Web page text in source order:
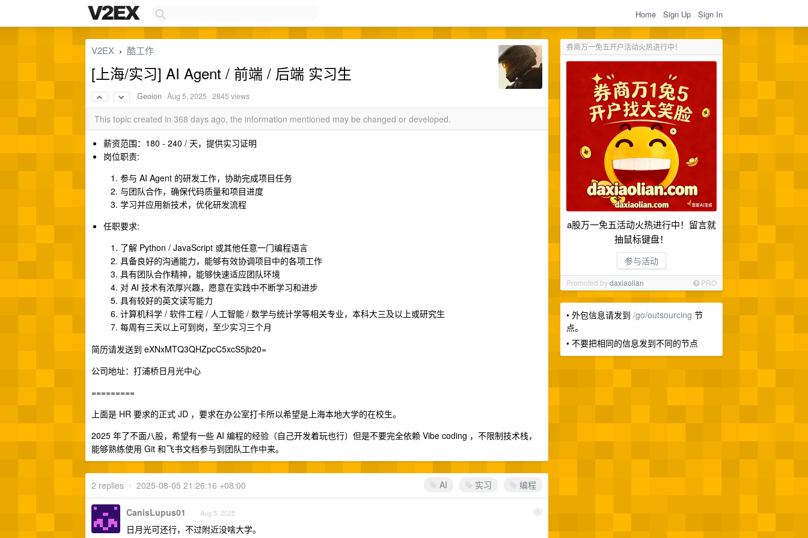
Home Sign Up Sign In
券商万一免五开户活动火热进行中！
a股万一免五活动火热进行中！留言就
抽鼠标键盘！
参与活动
Promoted bydaxiaolian PRO
• 外包信息请发到 /go/outsourcing 节
点。
• 不要把相同的信息发到不同的节点
V2EX › 酷工作
[上海/实习] AI Agent / 前端 / 后端 实习生
Geoion ·Aug 5, 2025 · 2845 views
This topic created in 368 days ago, the information mentioned may be changed or developed.
薪资范围：180 - 240 / 天，提供实习证明
岗位职责:
参与 AI Agent 的研发工作，协助完成项目任务
与团队合作，确保代码质量和项目进度
学习并应用新技术，优化研发流程
任职要求:
了解 Python / JavaScript 或其他任意一门编程语言
具备良好的沟通能力，能够有效协调项目中的各项工作
具有团队合作精神，能够快速适应团队环境
对 AI 技术有浓厚兴趣，愿意在实践中不断学习和进步
具有较好的英文读写能力
计算机科学 / 软件工程 / 人工智能 / 数学与统计学等相关专业，本科大三及以上或研究生
每周有三天以上可到岗，至少实习三个月
简历请发送到 eXNxMTQ3QHZpcC5xcS5jb20=
公司地址：打浦桥日月光中心
=========
上面是 HR 要求的正式 JD ，要求在办公室打卡所以希望是上海本地大学的在校生。
2025 年了不面八股，希望有一些 AI 编程的经验（自己开发着玩也行）但是不要完全依赖 Vibe coding ，不限制技术栈，
能够熟练使用 Git 和飞书文档参与到团队工作中来。
AI 实习 编程
2 replies • 2025-08-05 21:26:16 +08:00
1
CanisLupus01 Aug 5, 2025
日月光可还行，不过附近没啥大学。